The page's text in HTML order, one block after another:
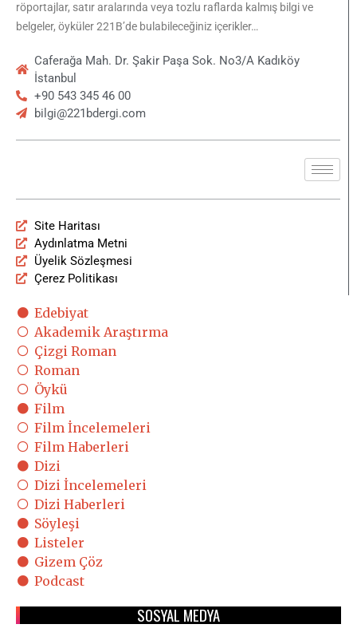
röportajlar, satır aralarında veya tozlu raflarda kalmış bilgi ve
belgeler, öyküler 221B’de bulabileceğiniz içerikler…
Caferağa Mah. Dr. Şakir Paşa Sok. No3/A Kadıköy
İstanbul
+90 543 345 46 00
bilgi@221bdergi.com
Site Haritası
Aydınlatma Metni
Üyelik Sözleşmesi
Çerez Politikası
Edebiyat
Akademik Araştırma
Çizgi Roman
Roman
Öykü
Film
Film İncelemeleri
Film Haberleri
Dizi
Dizi İncelemeleri
Dizi Haberleri
Söyleşi
Listeler
Gizem Çöz
Podcast
SOSYAL MEDYA